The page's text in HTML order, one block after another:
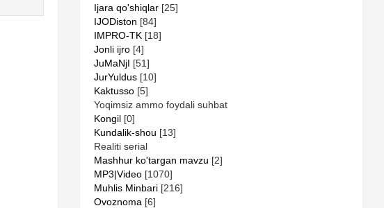
Ijara qo'shiqlar [25]
IJODiston [84]
IMPRO-TK [18]
Jonli ijro [4]
JuMaNjI [51]
JurYuldus [10]
Kaktusso [5]
Yoqimsiz ammo foydali suhbat
Kongil [0]
Kundalik-shou [13]
Realiti serial
Mashhur ko'targan mavzu [2]
MP3|Video [1070]
Muhlis Minbari [216]
Ovoznoma [6]